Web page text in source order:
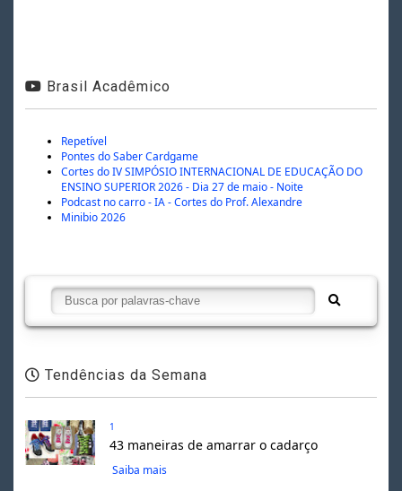
Brasil Acadêmico
Repetível
Pontes do Saber Cardgame
Cortes do IV SIMPÓSIO INTERNACIONAL DE EDUCAÇÃO DO
ENSINO SUPERIOR 2026 - Dia 27 de maio - Noite
Podcast no carro - IA - Cortes do Prof. Alexandre
Minibio 2026
Tendências da Semana
1
43 maneiras de amarrar o cadarço
Saiba mais